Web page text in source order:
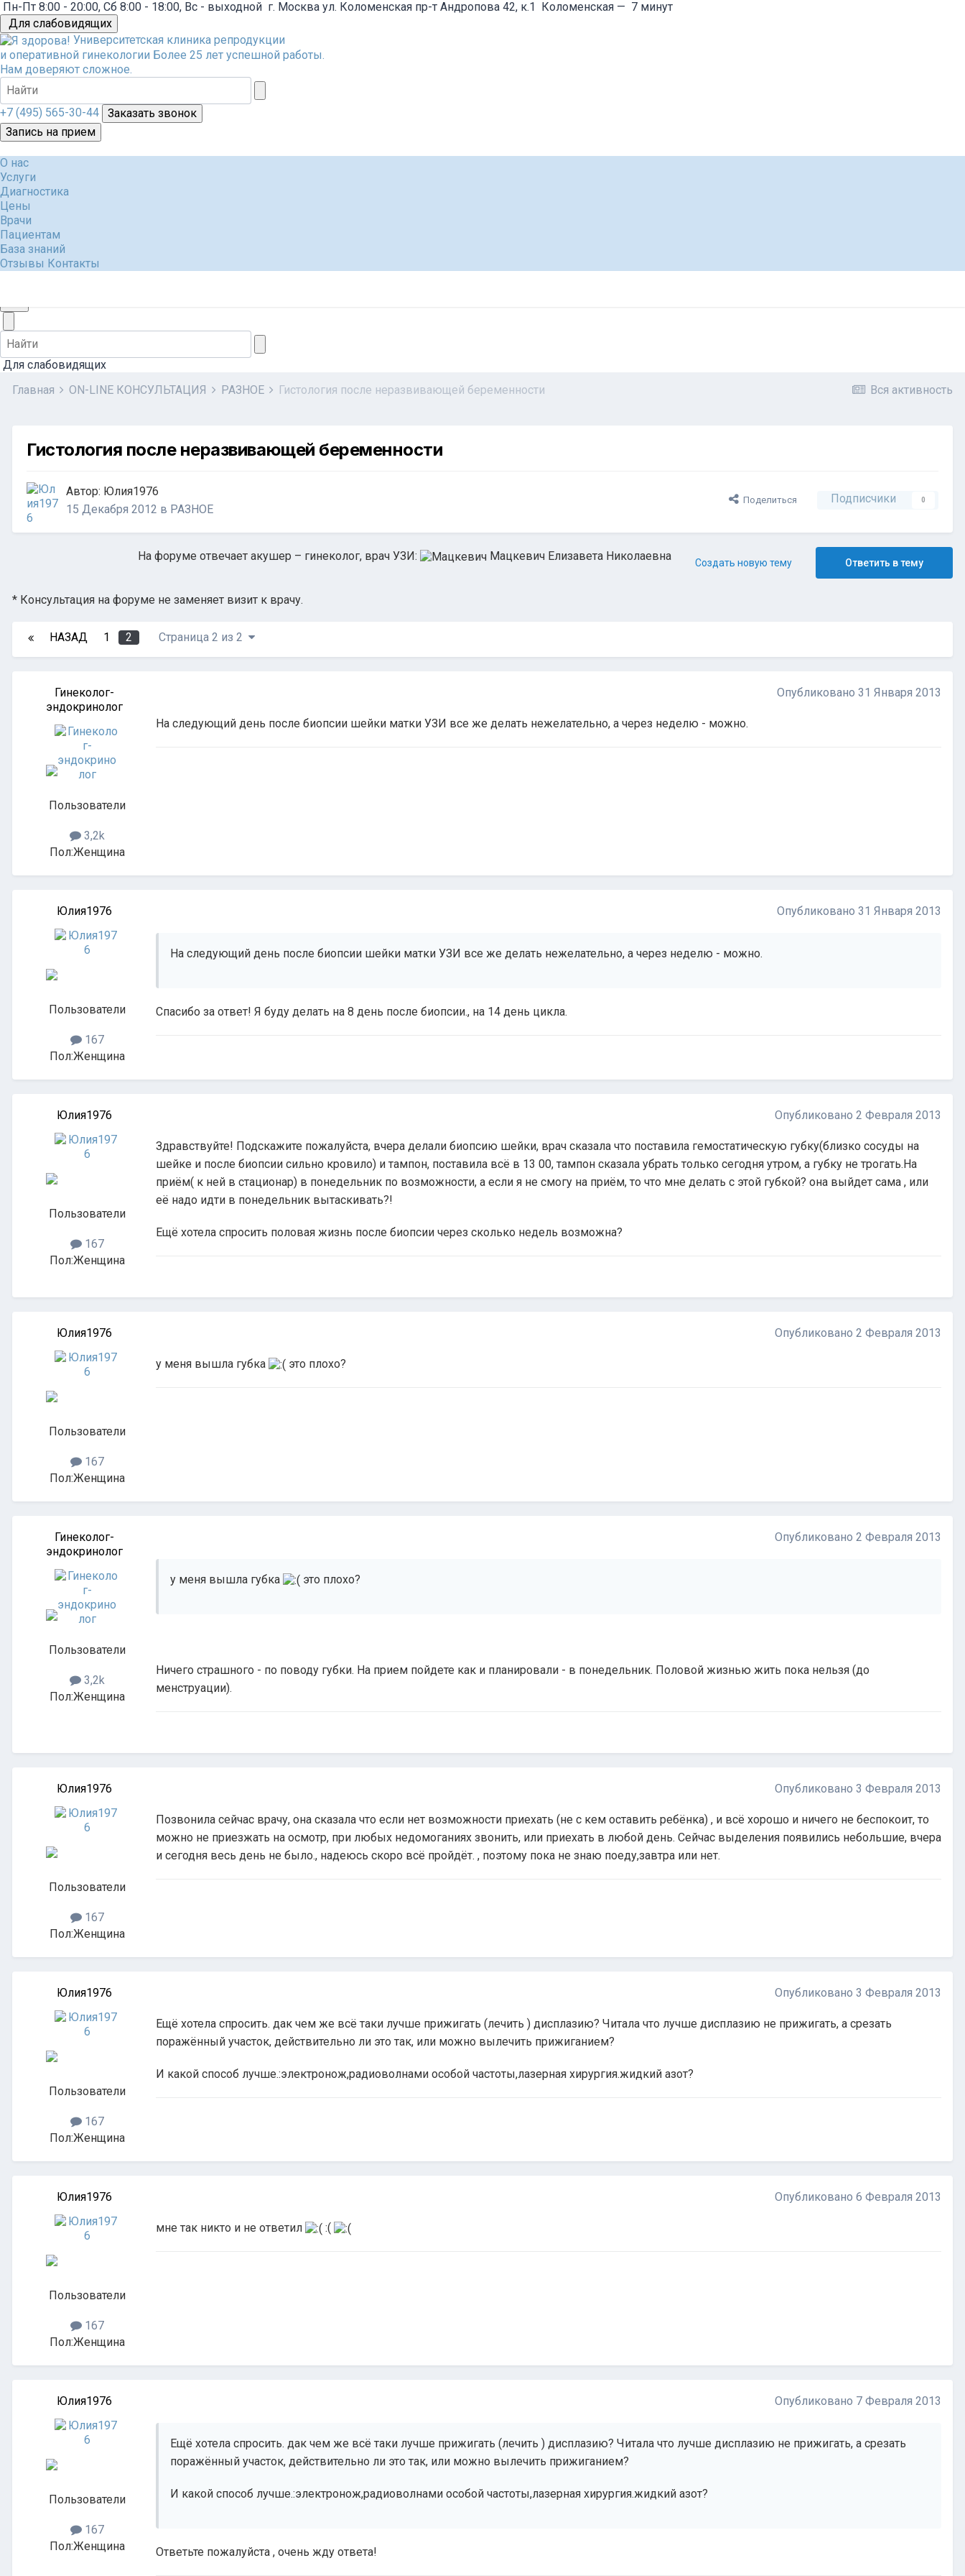
Пн-Пт 8:00 - 20:00, Сб 8:00 - 18:00, Вс - выходной г. Москва ул. Коломенская пр-т Андропова 42, к.1 Коломенская — 7 минут
Для слабовидящих
Университетская клиника репродукции
и оперативной гинекологии Более 25 лет успешной работы.
Нам доверяют сложное.
+7 (495) 565-30-44
Заказать звонок
Запись на прием
О нас
Услуги
Диагностика
Цены
Врачи
Пациентам
База знаний
Отзывы Контакты
Для слабовидящих
Вся активность
Главная ON-LINE КОНСУЛЬТАЦИЯ РАЗНОЕ Гистология после неразвивающей беременности
Гистология после неразвивающей беременности
Автор: Юлия1976
15 Декабря 2012 в РАЗНОЕ
Поделиться Подписчики 0
Ответить в тему
Создать новую тему
На форуме отвечает акушер – гинеколог, врач УЗИ: Мацкевич Елизавета Николаевна
* Консультация на форуме не заменяет визит к врачу.
НАЗАД 1 2 Страница 2 из 2
Гинеколог-
эндокринолог
Пользователи
3,2k
Пол:Женщина
Опубликовано 31 Января 2013
На следующий день после биопсии шейки матки УЗИ все же делать нежелательно, а через неделю - можно.
Юлия1976
Пользователи
167
Пол:Женщина
Опубликовано 31 Января 2013
На следующий день после биопсии шейки матки УЗИ все же делать нежелательно, а через неделю - можно.
Спасибо за ответ! Я буду делать на 8 день после биопсии., на 14 день цикла.
Юлия1976
Пользователи
167
Пол:Женщина
Опубликовано 2 Февраля 2013
Здравствуйте! Подскажите пожалуйста, вчера делали биопсию шейки, врач сказала что поставила гемостатическую губку(близко сосуды на
шейке и после биопсии сильно кровило) и тампон, поставила всё в 13 00, тампон сказала убрать только сегодня утром, а губку не трогать.На
приём( к ней в стационар) в понедельник по возможности, а если я не смогу на приём, то что мне делать с этой губкой? она выйдет сама , или
её надо идти в понедельник вытаскивать?!
Ещё хотела спросить половая жизнь после биопсии через сколько недель возможна?
Юлия1976
Пользователи
167
Пол:Женщина
Опубликовано 2 Февраля 2013
у меня вышла губка это плохо?
Гинеколог-
эндокринолог
Пользователи
3,2k
Пол:Женщина
Опубликовано 2 Февраля 2013
у меня вышла губка это плохо?
Ничего страшного - по поводу губки. На прием пойдете как и планировали - в понедельник. Половой жизнью жить пока нельзя (до
менструации).
Юлия1976
Пользователи
167
Пол:Женщина
Опубликовано 3 Февраля 2013
Позвонила сейчас врачу, она сказала что если нет возможности приехать (не с кем оставить ребёнка) , и всё хорошо и ничего не беспокоит, то
можно не приезжать на осмотр, при любых недомоганиях звонить, или приехать в любой день. Сейчас выделения появились небольшие, вчера
и сегодня весь день не было., надеюсь скоро всё пройдёт. , поэтому пока не знаю поеду,завтра или нет.
Юлия1976
Пользователи
167
Пол:Женщина
Опубликовано 3 Февраля 2013
Ещё хотела спросить. дак чем же всё таки лучше прижигать (лечить ) дисплазию? Читала что лучше дисплазию не прижигать, а срезать
поражённый участок, действительно ли это так, или можно вылечить прижиганием?
И какой способ лучше.:электронож,радиоволнами особой частоты,лазерная хирургия.жидкий азот?
Юлия1976
Пользователи
167
Пол:Женщина
Опубликовано 6 Февраля 2013
мне так никто и не ответил :(
Юлия1976
Пользователи
167
Пол:Женщина
Опубликовано 7 Февраля 2013
Ещё хотела спросить. дак чем же всё таки лучше прижигать (лечить ) дисплазию? Читала что лучше дисплазию не прижигать, а срезать
поражённый участок, действительно ли это так, или можно вылечить прижиганием?
И какой способ лучше.:электронож,радиоволнами особой частоты,лазерная хирургия.жидкий азот?
Ответьте пожалуйста , очень жду ответа!